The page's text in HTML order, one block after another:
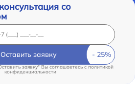
со
Оставить заявку
заявку" Вы соглашаетесь cполитикой
конфиденциальности